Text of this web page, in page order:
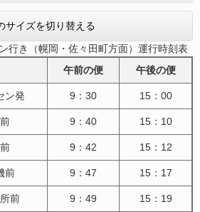
サイズを切り替える
き（幌岡・佐々田町方面）運行時刻表
午前の便 午後の便
ン発 9：30 15：00
9：40 15：10
9：42 15：12
前 9：47 15：17
前 9：49 15：19